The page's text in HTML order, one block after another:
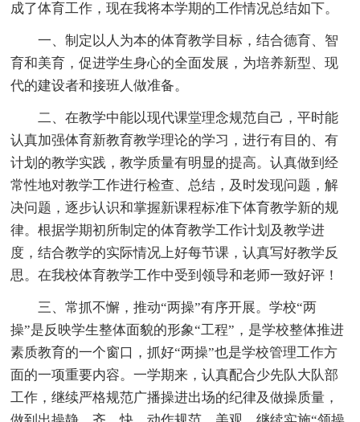
成了体育工作，现在我将本学期的工作情况总结如下。
一、制定以人为本的体育教学目标，结合德育、智
育和美育，促进学生身心的全面发展，为培养新型、现
代的建设者和接班人做准备。
二、在教学中能以现代课堂理念规范自己，平时能
认真加强体育新教育教学理论的学习，进行有目的、有
计划的教学实践，教学质量有明显的提高。认真做到经
常性地对教学工作进行检查、总结，及时发现问题，解
决问题，逐步认识和掌握新课程标准下体育教学新的规
律。根据学期初所制定的体育教学工作计划及教学进
度，结合教学的实际情况上好每节课，认真写好教学反
思。在我校体育教学工作中受到领导和老师一致好评！
三、常抓不懈，推动“两操”有序开展。学校“两
操”是反映学生整体面貌的形象“工程”，是学校整体推进
素质教育的一个窗口，抓好“两操”也是学校管理工作方
面的一项重要内容。一学期来，认真配合少先队大队部
工作，继续严格规范广播操进出场的纪律及做操质量，